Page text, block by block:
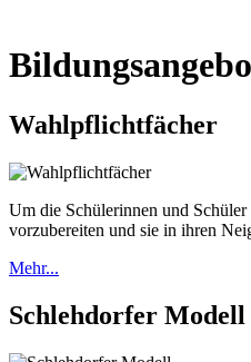
Wahlpflichtfächer
Um die Schülerinnen und
vorzubereiten und sie in ihren
Mehr...
Schlehdorfer Modell